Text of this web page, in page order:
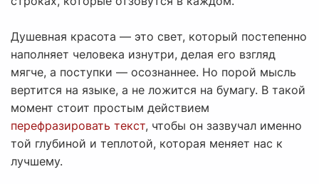
Душевная красота — это свет, который постепенно
наполняет человека изнутри, делая его взгляд
мягче, а поступки — осознаннее. Но порой мысль
вертится на языке, а не ложится на бумагу. В такой
момент стоит простым действием
перефразировать текст, чтобы он зазвучал именно
той глубиной и теплотой, которая меняет нас к
лучшему.